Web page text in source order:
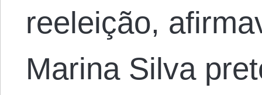
reeleição,
Marina Silva